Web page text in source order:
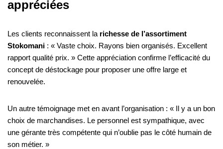
appréciées
Les clients reconnaissent la richesse de l’assortiment
Stokomani : « Vaste choix. Rayons bien organisés. Excellent
rapport qualité prix. » Cette appréciation confirme l’efficacité du
concept de déstockage pour proposer une offre large et
renouvelée.
Un autre témoignage met en avant l’organisation : « Il y a un bon
choix de marchandises. Le personnel est sympathique, avec
une gérante très compétente qui n’oublie pas le côté humain de
son métier. »